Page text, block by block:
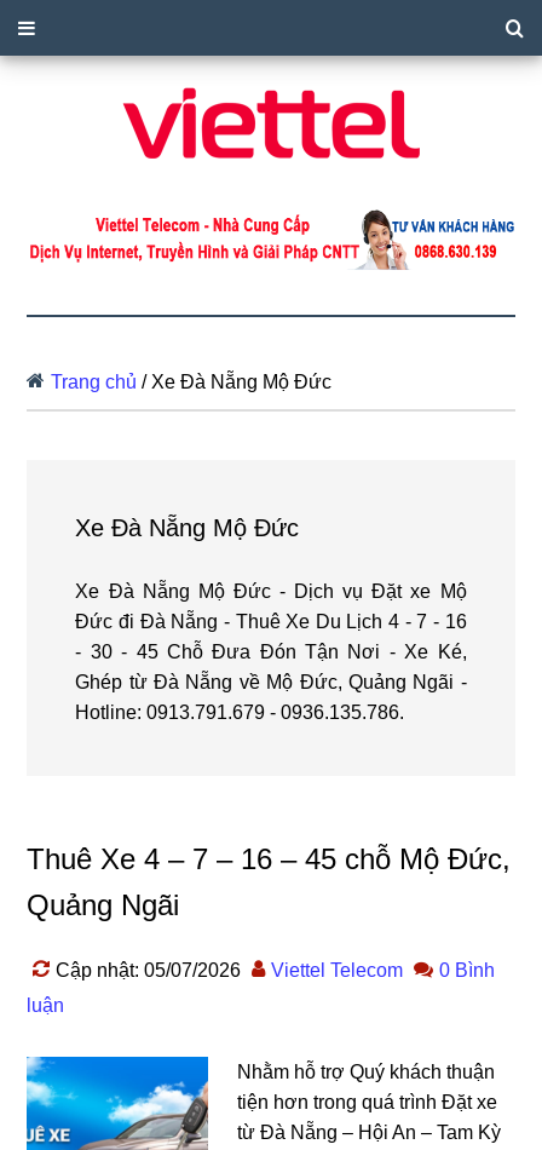
Trang chủ / Xe Đà Nẵng Mộ Đức
Xe Đà Nẵng Mộ Đức
Xe Đà Nẵng Mộ Đức - Dịch vụ Đặt xe Mộ
Đức đi Đà Nẵng - Thuê Xe Du Lịch 4 - 7 - 16
- 30 - 45 Chỗ Đưa Đón Tận Nơi - Xe Ké,
Ghép từ Đà Nẵng về Mộ Đức, Quảng Ngãi -
Hotline: 0913.791.679 - 0936.135.786.
Thuê Xe 4 – 7 – 16 – 45 chỗ Mộ Đức,
Quảng Ngãi
Cập nhật: 05/07/2026 Viettel Telecom
0 Bình
luận
Nhằm hỗ trợ Quý khách thuận
tiện hơn trong quá trình Đặt xe
từ Đà Nẵng – Hội An – Tam Kỳ